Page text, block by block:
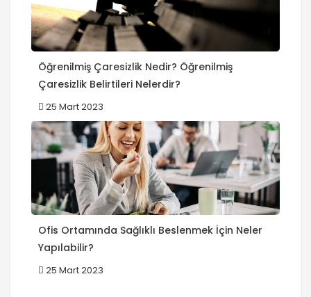
Öğrenilmiş Çaresizlik Nedir? Öğrenilmiş
Çaresizlik Belirtileri Nelerdir?
25 Mart 2023
Ofis Ortamında Sağlıklı Beslenmek İçin Neler
Yapılabilir?
25 Mart 2023